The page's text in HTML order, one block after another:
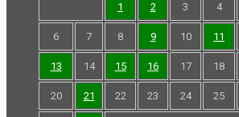
1 2 3 4
6 7 8 9 10 11
13 14 15 16 17 18
20 21 22 23 24 25